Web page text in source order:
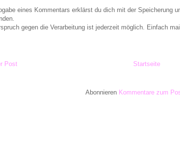
eines Kommentars erklärst du dich mit der Speicherung
gegen die Verarbeitung ist jederzeit möglich. Einfach
Post Startseite
Abonnieren Kommentare zum